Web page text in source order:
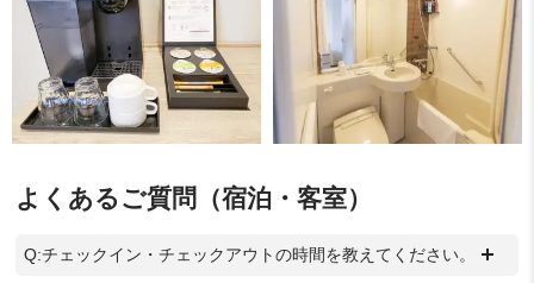
よくあるご質問（宿泊・客室）
Q:チェックイン・チェックアウトの時間を教えてください。